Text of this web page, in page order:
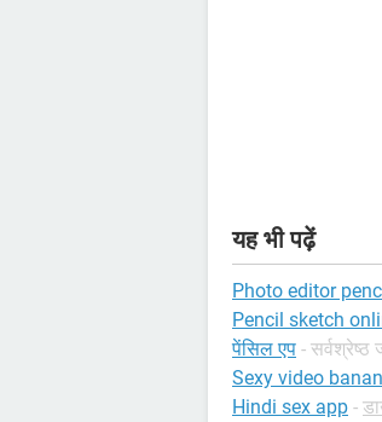
यह भी पढ़ें
Photo editor
Pencil sketch
पेंसिल एप - सर्वश्रेष्ठ
Sexy video
Hindi sex app -